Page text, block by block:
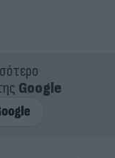
Google